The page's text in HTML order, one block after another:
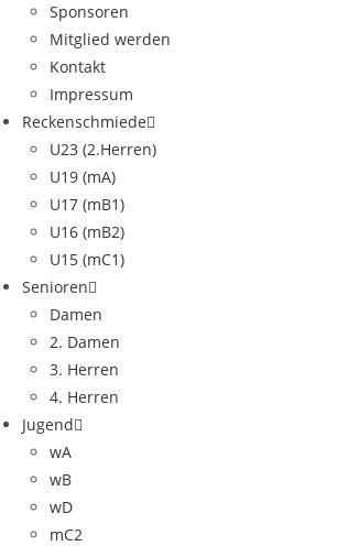
Sponsoren
Mitglied werden
Kontakt
Impressum
Reckenschmiede
U23 (2.Herren)
U19 (mA)
U17 (mB1)
U16 (mB2)
U15 (mC1)
Senioren
Damen
2. Damen
3. Herren
4. Herren
Jugend
wA
wB
wD
mC2